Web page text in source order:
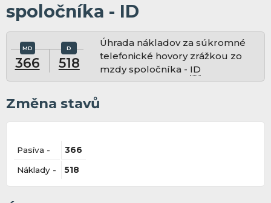
spoločníka - ID
366 518
Úhrada nákladov za súkromné
telefonické hovory zrážkou zo
mzdy spoločníka - ID
Změna stavů
Pasíva - 366
Náklady - 518